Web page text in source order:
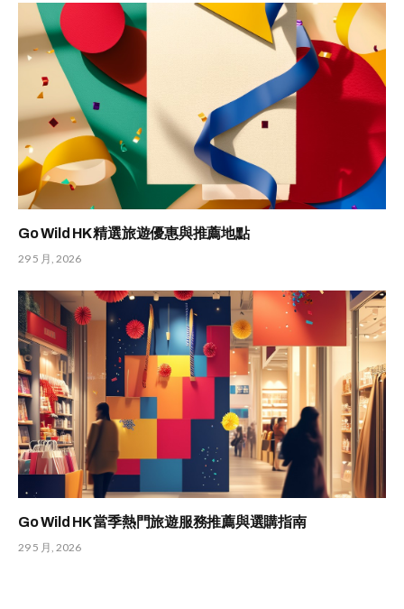
Go Wild HK 精選旅遊優惠與推薦地點
29 5 月, 2026
Go Wild HK 當季熱門旅遊服務推薦與選購指南
29 5 月, 2026